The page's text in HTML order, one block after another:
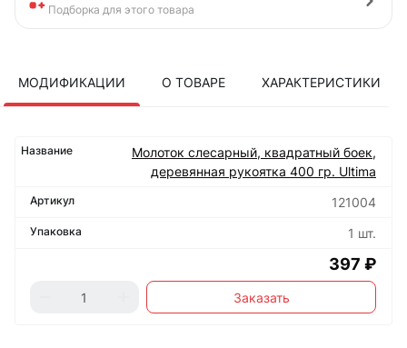
Подборка для этого товара
МОДИФИКАЦИИ О ТОВАРЕ ХАРАКТЕРИСТИКИ
Молоток слесарный, квадратный боек,
деревянная рукоятка 400 гр. Ultima
121004
1 шт.
397 ₽
Заказать